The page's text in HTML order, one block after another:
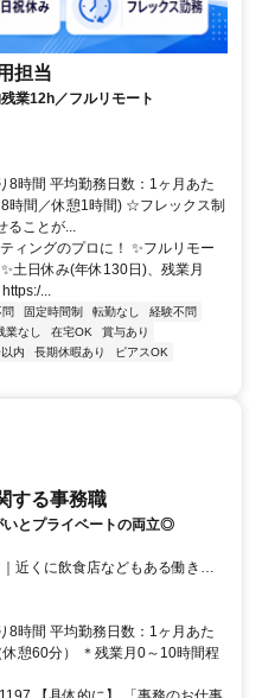
担当
業12h／フルリモート
8時間 平均勤務日数：1ヶ月あた
時間／休憩1時間) ☆フレックス制
ることが...
ィングのプロに！ ✨フルリモー
土日休み(年休130日)、残業月
...
固定時間制 転勤なし
経験不問
業なし 在宅OK
賞与あり
内 長期休暇あり
ピアスOK
する事務職
いとプライベートの両立◎
近くに飲食店などもある働きや
8時間 平均勤務日数：1ヶ月あた
憩60分） ＊残業月0～10時間程